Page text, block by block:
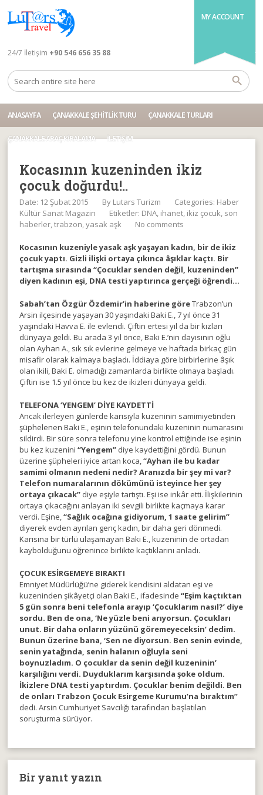
MY ACCOUNT
24/7 İletişim +90 546 656 35 88
ANASAYFA ÇANAKKALE ŞEHITLIK TURU ÇANAKKALE TURLARI
ÇANAKKALE ARAÇ KIRALAMA İLETIŞIM
Kocasının kuzeninden ikiz
çocuk doğurdu!..
Date: 12 Şubat 2015 By Lutars Turizm Categories: Haber
Kültür Sanat Magazin
Etiketler: DNA, ihanet, ikiz çocuk, son
haberler,trabzon,yasak aşk No comments
Kocasının kuzeniyle yasak aşk yaşayan kadın, bir de ikiz
çocuk yaptı. Gizli ilişki ortaya çıkınca âşıklar kaçtı. Bir
tartışma sırasında “Çocuklar senden değil, kuzeninden”
diyen kadının eşi, DNA testi yaptırınca gerçeği öğrendi…
Sabah’tan Özgür Özdemir’in haberine göreTrabzon’un
Arsin ilçesinde yaşayan 30 yaşındaki Baki E., 7 yıl önce 31
yaşındaki Havva E. ile evlendi. Çiftin ertesi yıl da bir kızları
dünyaya geldi. Bu arada 3 yıl önce, Baki E.’nin dayısının oğlu
olan Ayhan A., sık sık evlerine gelmeye ve haftada birkaç gün
misafir olarak kalmaya başladı. İddiaya göre birbirlerine âşık
olan ikili, Baki E. olmadığı zamanlarda birlikte olmaya başladı.
Çiftin ise 1.5 yıl önce bu kez de ikizleri dünyaya geldi.
TELEFONA ‘YENGEM’ DİYE KAYDETTİ
Ancak ilerleyen günlerde karısıyla kuzeninin samimiyetinden
şüphelenen Baki E., eşinin telefonundaki kuzeninin numarasını
sildirdi. Bir süre sonra telefonu yine kontrol ettiğinde ise eşinin
bu kez kuzenini“Yengem” diye kaydettiğini gördü. Bunun
üzerine şüpheleri iyice artan koca,“Ayhan ile bu kadar
samimi olmanın nedeni nedir? Aranızda bir şey mi var?
Telefon numaralarının dökümünü isteyince her şey
ortaya çıkacak” diye eşiyle tartıştı. Eşi ise inkâr etti. İlişkilerinin
ortaya çıkacağını anlayan iki sevgili birlikte kaçmaya karar
verdi. Eşine,“Sağlık ocağına gidiyorum, 1 saate gelirim”
diyerek evden ayrılan genç kadın, bir daha geri dönmedi.
Karısına bir türlü ulaşamayan Baki E., kuzeninin de ortadan
kaybolduğunu öğrenince birlikte kaçtıklarını anladı.
ÇOCUK ESİRGEMEYE BIRAKTI
Emniyet Müdürlüğü’ne giderek kendisini aldatan eşi ve
kuzeninden şikâyetçi olan Baki E., ifadesinde“Eşim kaçtıktan
5 gün sonra beni telefonla arayıp ‘Çocuklarım nasıl?’ diye
sordu. Ben de ona, ‘Ne yüzle beni arıyorsun. Çocukları
unut. Bir daha onların yüzünü göremeyeceksin’ dedim.
Bunun üzerine bana, ‘Sen ne diyorsun. Ben senin evinde,
senin yatağında, senin halanın oğluyla seni
boynuzladım. O çocuklar da senin değil kuzeninin’
karşılığını verdi. Duyduklarım karşısında şoke oldum.
İkizlere DNA testi yaptırdım. Çocuklar benim değildi. Ben
de onları Trabzon Çocuk Esirgeme Kurumu’na bıraktım”
dedi. Arsin Cumhuriyet Savcılığı tarafından başlatılan
soruşturma sürüyor.
Bir yanıt yazın